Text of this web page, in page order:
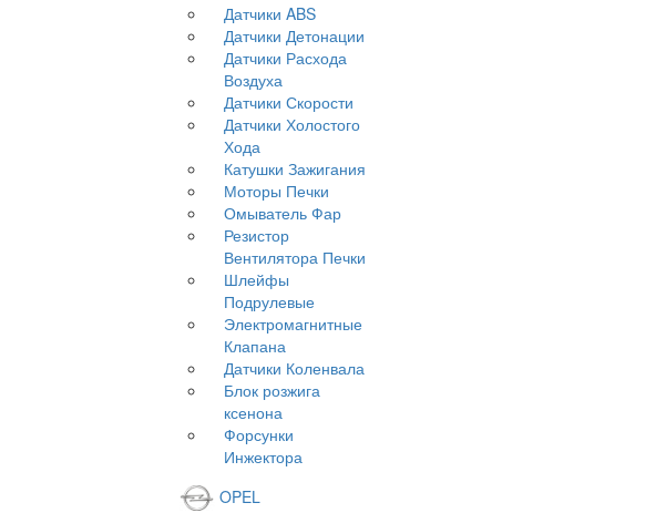
Датчики ABS
Датчики Детонации
Датчики Расхода
Воздуха
Датчики Скорости
Датчики Холостого
Хода
Катушки Зажигания
Моторы Печки
Омыватель Фар
Резистор
Вентилятора Печки
Шлейфы
Подрулевые
Электромагнитные
Клапана
Датчики Коленвала
Блок розжига
ксенона
Форсунки
Инжектора
OPEL